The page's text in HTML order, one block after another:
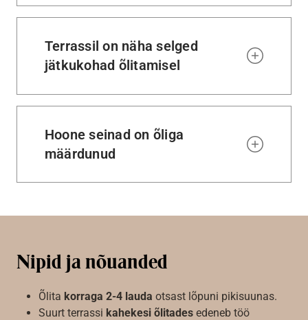
Terrassil on näha selged
jätkukohad õlitamisel
Hoone seinad on õliga
määrdunud
Nipid ja nõuanded
Õlita korraga 2-4 lauda otsast lõpuni pikisuunas.
Suurt terrassi kahekesi õlitades edeneb töö